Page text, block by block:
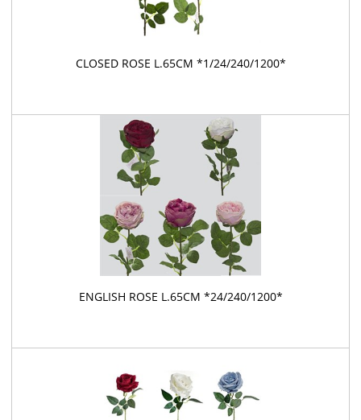
CLOSED ROSE L.65CM *1/24/240/1200*
ENGLISH ROSE L.65CM *24/240/1200*